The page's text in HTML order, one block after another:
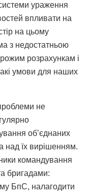
системи ураження
впливати на
на цьому
з недостатньою
розрахункам і
умови для наших
не
об’єднаних
над їх вирішенням.
командування
бригадами:
БпС, налагодити